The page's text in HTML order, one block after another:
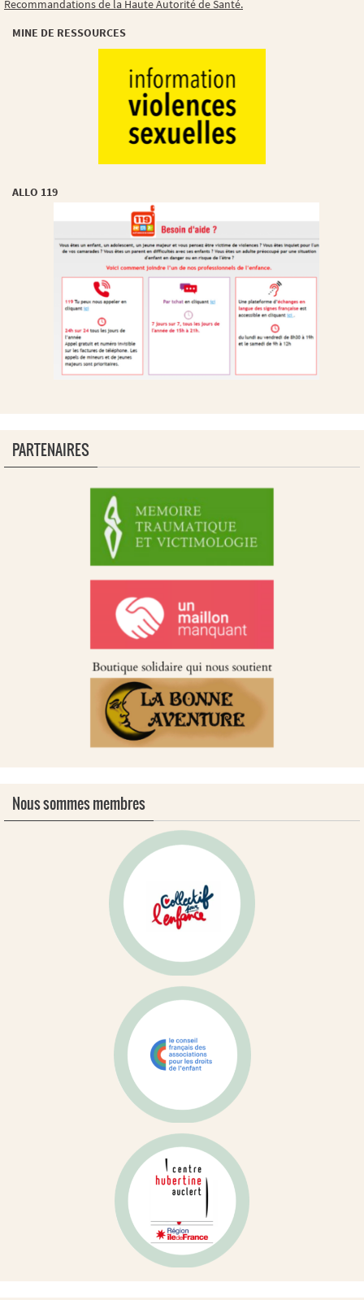
Recommandations de la Haute Autorité de Santé.
MINE DE RESSOURCES
ALLO 119
PARTENAIRES
Nous sommes membres